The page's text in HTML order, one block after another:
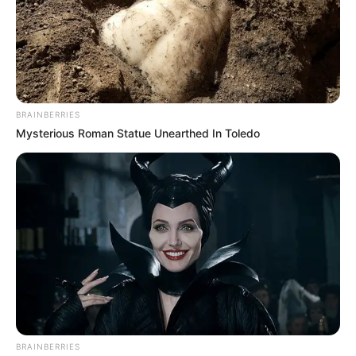
DIVERSAS
MATÉRIAS EM DESTAQUE NOS ÚLTIMOS 30 DIAS
Prefeitura realiza a maior entrega de
história...
Agente de Saúde é indiciada por
falsificar visitas que nunca aconteceram.
Terceiro lote da restituição do IR paga
R$ 4,61 bilhões para 2,7 milhões de
contribuintes.
BRAINBERRIES
Mysterious Roman Statue Unearthed In Toledo
BRAINBERRIES